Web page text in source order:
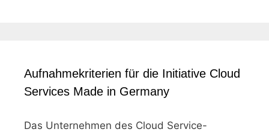
Aufnahmekriterien für die Initiative Cloud
Services Made in Germany
Das Unternehmen des Cloud Service-